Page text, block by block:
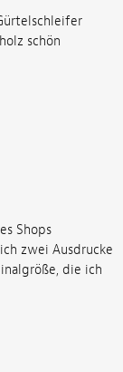
schön
Shops
zwei Ausdrucke
die ich